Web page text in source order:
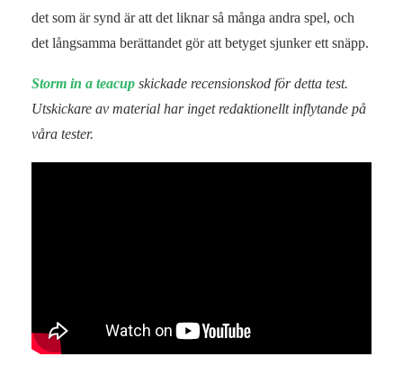
det som är synd är att det liknar så många andra spel, och
det långsamma berättandet gör att betyget sjunker ett snäpp.
Storm in a teacup skickade recensionskod för detta test.
Utskickare av material har inget redaktionellt inflytande på
våra tester.